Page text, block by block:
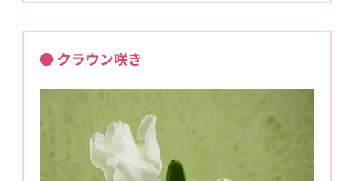
● クラウン咲き